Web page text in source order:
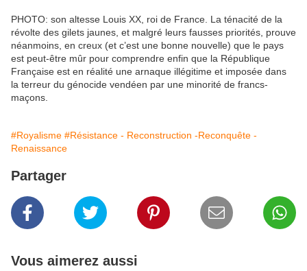
PHOTO: son altesse Louis XX, roi de France. La ténacité de la
révolte des gilets jaunes, et malgré leurs fausses priorités, prouve
néanmoins, en creux (et c’est une bonne nouvelle) que le pays
est peut-être mûr pour comprendre enfin que la République
Française est en réalité une arnaque illégitime et imposée dans
la terreur du génocide vendéen par une minorité de francs-
maçons.
#Royalisme #Résistance - Reconstruction -Reconquête -
Renaissance
Partager
Vous aimerez aussi